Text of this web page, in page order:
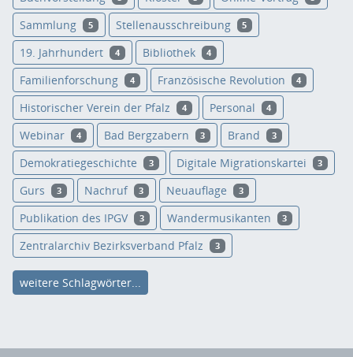
Sammlung 5 Stellenausschreibung 5
19. Jahrhundert 4 Bibliothek 4
Familienforschung 4 Französische Revolution 4
Historischer Verein der Pfalz 4 Personal 4
Webinar 4 Bad Bergzabern 3 Brand 3
Demokratiegeschichte 3 Digitale Migrationskartei 3
Gurs 3 Nachruf 3 Neuauflage 3
Publikation des IPGV 3 Wandermusikanten 3
Zentralarchiv Bezirksverband Pfalz 3
weitere Schlagwörter...